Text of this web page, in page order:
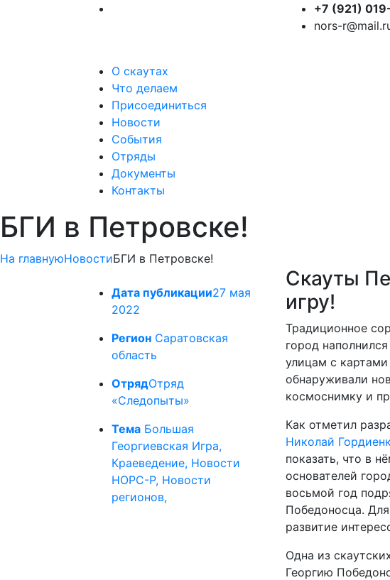
+7 (921)
nors-
О скаутах
Что делаем
Присоединиться
Новости
События
Отряды
Документы
Контакты
БГИ в Петровске!
На главнуюНовостиБГИ в Петровске!
Дата публикации27 мая
2022
Регион Саратовская
область
ОтрядОтряд
«Следопыты»
Тема Большая
Георгиевская Игра,
Краеведение, Новости
НОРС-Р, Новости
регионов,
Скауты
игру!
Традиционное
город
улицам с
обнаруживали
космоснимку и
Как отметил
Николай
показать, что в
основателей
восьмой год
Победоносца.
развитие
Одна из
Георгию